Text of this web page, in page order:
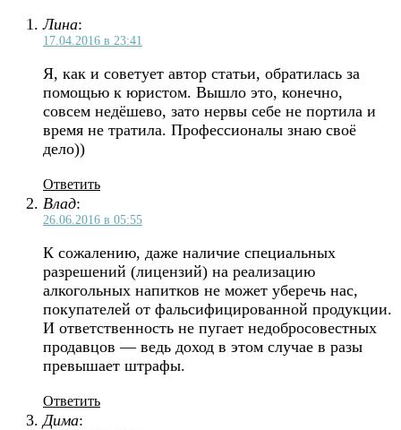
Лина:
17.04.2016 в 23:41
Я, как и советует автор статьи, обратилась за
помощью к юристом. Вышло это, конечно,
совсем недёшево, зато нервы себе не портила и
время не тратила. Профессионалы знаю своё
дело))
Ответить
Влад:
26.06.2016 в 05:55
К сожалению, даже наличие специальных
разрешений (лицензий) на реализацию
алкогольных напитков не может уберечь нас,
покупателей от фальсифицированной продукции.
И ответственность не пугает недобросовестных
продавцов — ведь доход в этом случае в разы
превышает штрафы.
Ответить
Дима: